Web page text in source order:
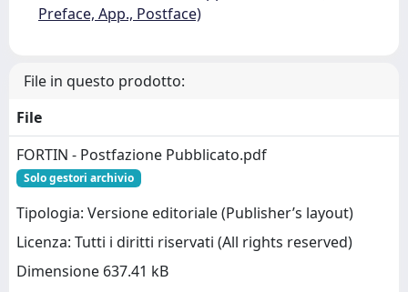
Preface, App., Postface)
File in questo prodotto:
File
FORTIN - Postfazione Pubblicato.pdf
Solo gestori archivio
Tipologia: Versione editoriale (Publisher’s layout)
Licenza: Tutti i diritti riservati (All rights reserved)
Dimensione 637.41 kB